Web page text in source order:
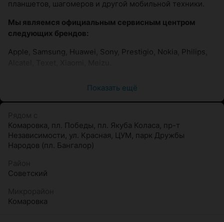
планшетов, шагомеров и другой мобильной техники.
Мы являемся официальным сервисным центром
следующих брендов:
Apple, Samsung, Huawei, Sony, Prestigio, Nokia, Philips,
используем только оригинальные запасные части;
компанией-производителем;
гарантируем качественный ремонт и
сотрудничаем с ведущими мобильными операторами
отделения СЦ «МастерPIN» находятся во всех
Показать ещё
Комаровка, пл. Победы, пл. Якуба Коласа, пр-т
Независимости, ул. Красная, ЦУМ, парк Дружбы
Народов (пл. Бангалор)
Советский
Комаровка